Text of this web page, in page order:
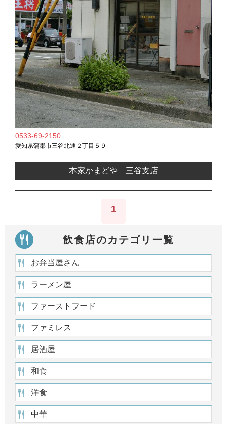
0533-69-2150
愛知県蒲郡市三谷北通２丁目５９
本家かまどや 三谷支店
1
飲食店のカテゴリ一覧
お弁当屋さん
ラーメン屋
ファーストフード
ファミレス
居酒屋
和食
洋食
中華